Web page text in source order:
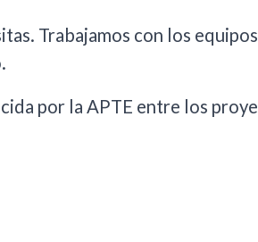
Trabajamos con los
por la APTE entre los